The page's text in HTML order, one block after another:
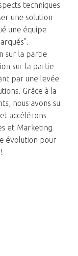
techniques
une solution
une équipe
sur la partie
sur la partie
par une levée
Grâce à la
nous avons su
accélérons
et Marketing
évolution pour